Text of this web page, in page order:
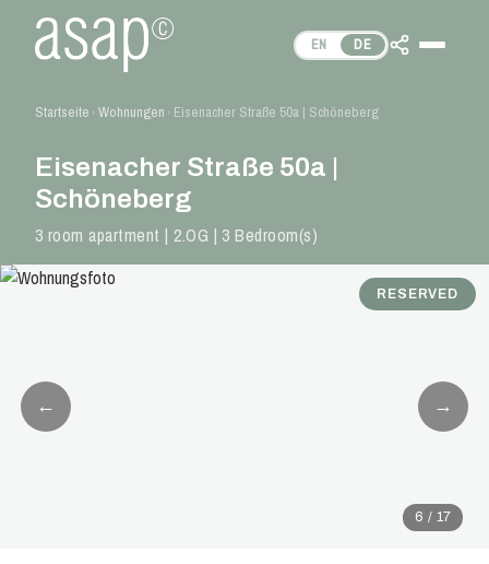
EN DE
Startseite › Wohnungen › Eisenacher Straße 50a | Schöneberg
Eisenacher Straße 50a |
Schöneberg
3 room apartment | 2.OG | 3 Bedroom(s)
← →
6 / 17
RESERVED